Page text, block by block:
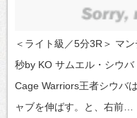
＜ライト級／5分3R＞ マ
秒by KO サムエル・シウ
Cage Warriors王者シウバ
ャブを伸ばす。と、右前…